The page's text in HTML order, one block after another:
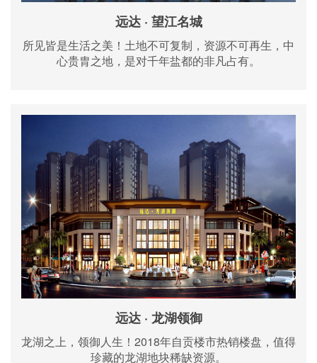
远达 · 望江名城
所见皆是生活之美！土地不可复制，资源不可再生，中
心贵胄之地，是对千年盐都的非凡占有。
远达 · 龙湖领御
龙湖之上，领御人生！2018年自贡楼市热销楼盘，值得
珍藏的龙湖地块稀缺资源。